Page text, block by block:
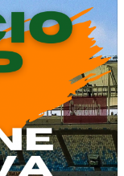
della stagione